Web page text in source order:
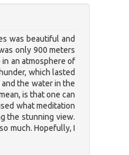
was beautiful and
only 900 meters
an atmosphere of
which lasted
the water in the
is that one can
what meditation
the stunning view.
much. Hopefully, I